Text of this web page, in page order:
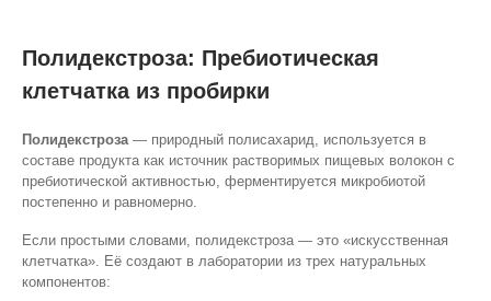
Полидекстроза: Пребиотическая
клетчатка из пробирки
Полидекстроза — природный полисахарид, используется в
составе продукта как источник растворимых пищевых волокон с
пребиотической активностью, ферментируется микробиотой
постепенно и равномерно.
Если простыми словами, полидекстроза — это «искусственная
клетчатка». Её создают в лаборатории из трех натуральных
компонентов: